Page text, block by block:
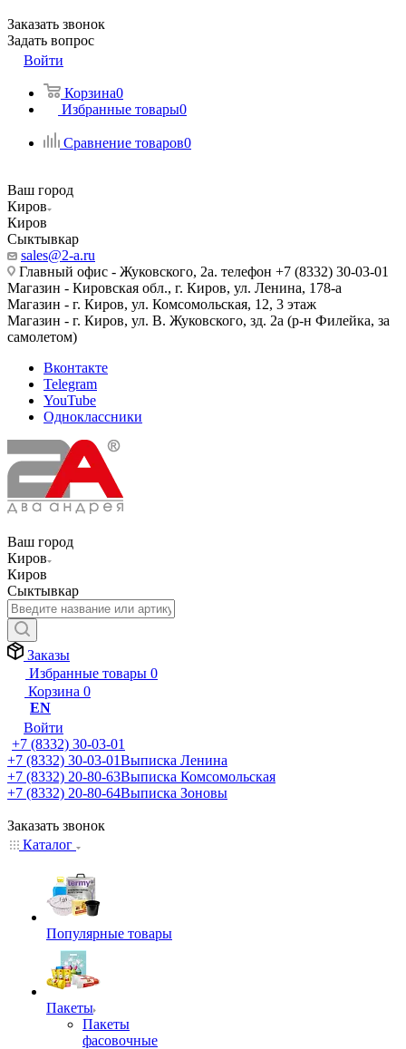
Заказать звонок
Задать вопрос
Войти
Корзина0
Избранные товары0
Сравнение товаров0
Ваш город
Киров
Киров
Сыктывкар
sales@2-a.ru
Главный офис - Жуковского, 2а. телефон +7 (8332) 30-03-01
Магазин - Кировская обл., г. Киров, ул. Ленина, 178-а
Магазин - г. Киров, ул. Комсомольская, 12, 3 этаж
Магазин - г. Киров, ул. В. Жуковского, зд. 2а (р-н Филейка, за
самолетом)
Вконтакте
Telegram
YouTube
Одноклассники
Ваш город
Киров
Киров
Сыктывкар
Заказы
Избранные товары 0
Корзина 0
EN
Войти
+7 (8332) 30-03-01
+7 (8332) 30-03-01Выписка Ленина
+7 (8332) 20-80-63Выписка Комсомольская
+7 (8332) 20-80-64Выписка Зоновы
Заказать звонок
Каталог
Популярные товары
Пакеты
Пакеты
фасовочные